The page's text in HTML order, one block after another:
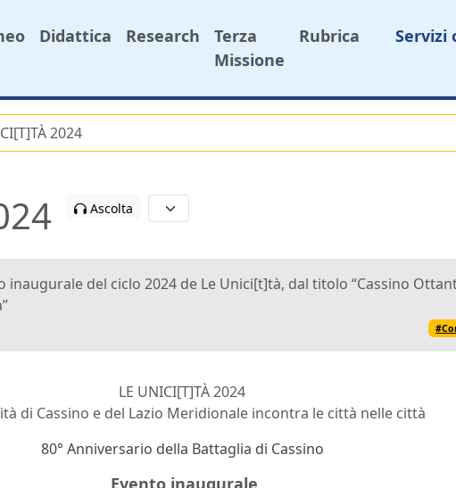
Didattica Research
Terza
Missione
Rubrica Servizi
2024
Ascolta
del ciclo 2024 de Le Unici[t]tà, dal titolo “Cassino
LE UNICI[T]TÀ 2024
di Cassino e del Lazio Meridionale incontra le città nelle città
80° Anniversario della Battaglia di Cassino
Evento inaugurale